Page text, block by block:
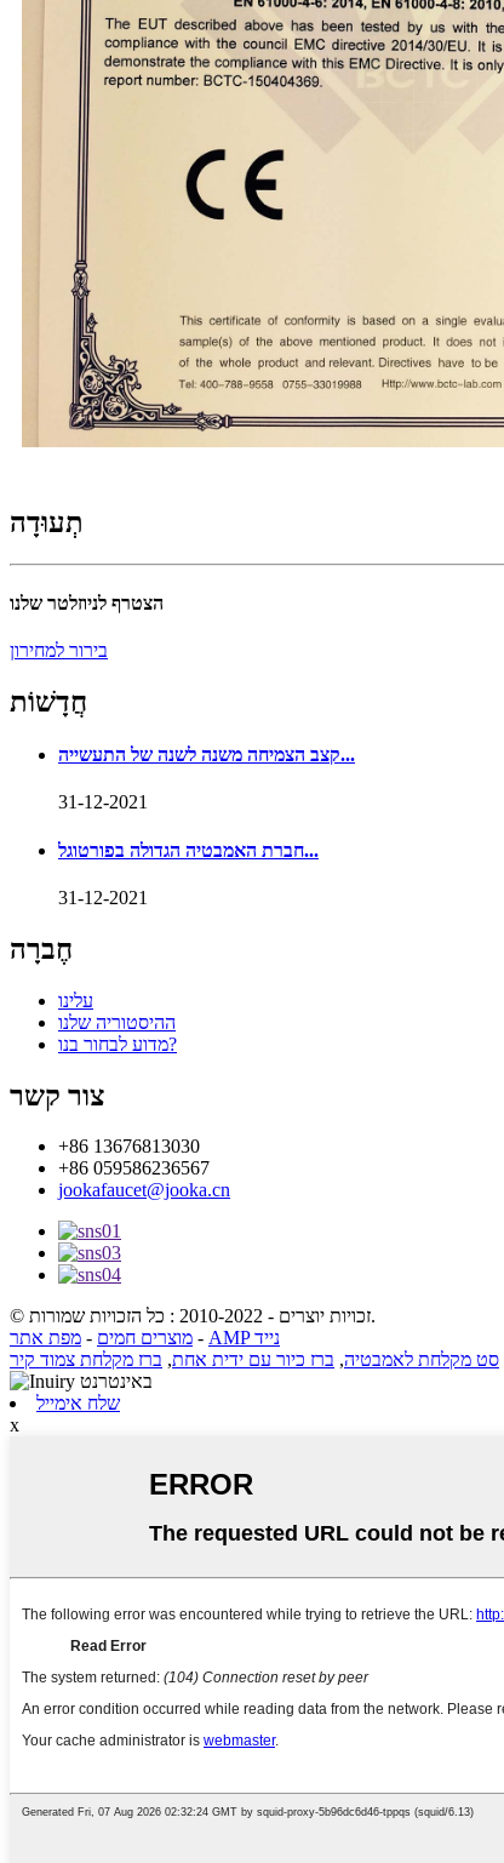
תְעוּדָה
הצטרף לניוזלטר שלנו
בירור למחירון
חֲדָשׁוֹת
קצב הצמיחה משנה לשנה של התעשייה...
31-12-2021
חברת האמבטיה הגדולה בפורטוגל...
31-12-2021
חֶברָה
עלינו
ההיסטוריה שלנו
מדוע לבחור בנו?
צור קשר
+86 13676813030
+86 059586236567
jookafaucet@jooka.cn
© זכויות יוצרים - 2010-2022 : כל הזכויות שמורות.
מוצרים חמים - מפת אתר -
AMP נייד
סט מקלחת לאמבטיה, ברז כיור עם ידית אחת, ברז מקלחת צמוד קיר
שלח אימייל
x